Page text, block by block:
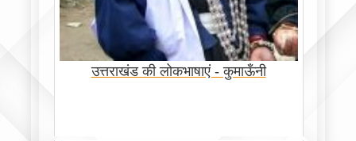
उत्तराखंड की लोकभाषाएं - कुमाऊँनी